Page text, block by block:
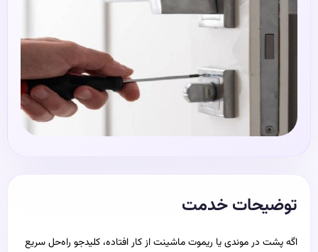
توضیحات خدمت
اگه پشت در موندی یا ریموت ماشینت از کار افتاده، کلیدجو راه‌حل سریع